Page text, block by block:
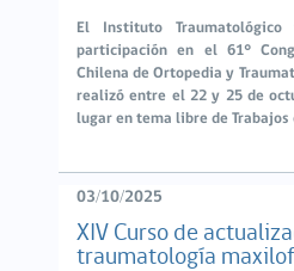
El Instituto Traumatológico
participación en el 61°
Chilena de Ortopedia y
realizó entre el 22 y 25 de
lugar en tema libre de Trabajos
03/10/2025
XIV Curso de
traumatología